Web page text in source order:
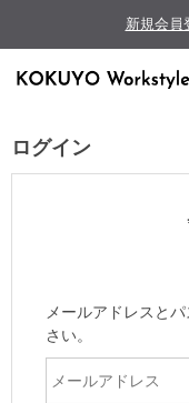
新規会員
ログイン
メールアドレスと
さい。